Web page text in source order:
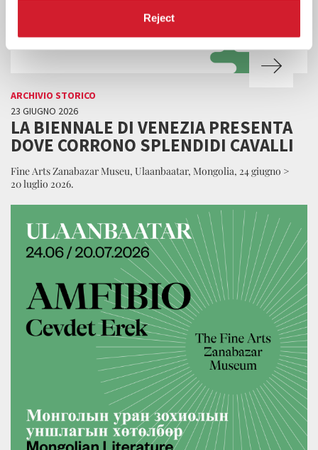
Reject
ARCHIVIO STORICO
23 GIUGNO 2026
LA BIENNALE DI VENEZIA PRESENTA
DOVE CORRONO SPLENDIDI CAVALLI
Fine Arts Zanabazar Museu, Ulaanbaatar, Mongolia, 24 giugno >
20 luglio 2026.